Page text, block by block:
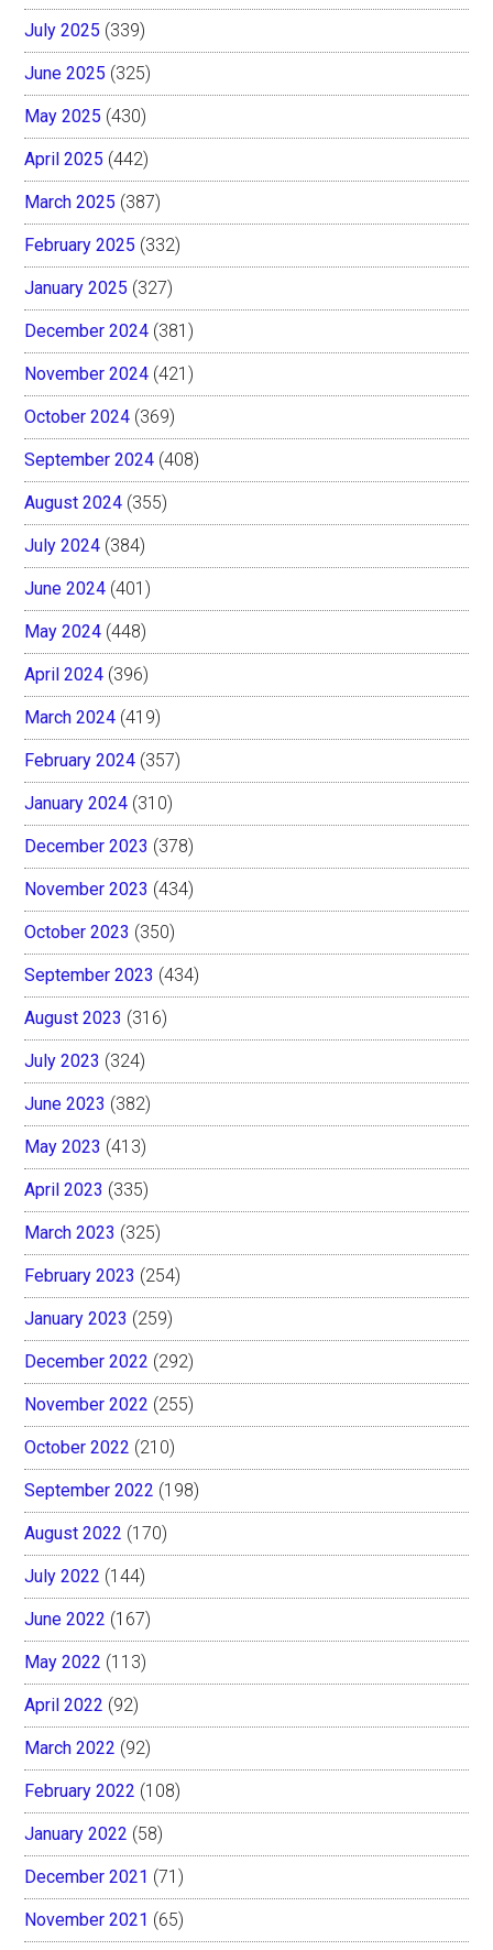
July 2025 (339)
June 2025 (325)
May 2025 (430)
April 2025 (442)
March 2025 (387)
February 2025 (332)
January 2025 (327)
December 2024 (381)
November 2024 (421)
October 2024 (369)
September 2024 (408)
August 2024 (355)
July 2024 (384)
June 2024 (401)
May 2024 (448)
April 2024 (396)
March 2024 (419)
February 2024 (357)
January 2024 (310)
December 2023 (378)
November 2023 (434)
October 2023 (350)
September 2023 (434)
August 2023 (316)
July 2023 (324)
June 2023 (382)
May 2023 (413)
April 2023 (335)
March 2023 (325)
February 2023 (254)
January 2023 (259)
December 2022 (292)
November 2022 (255)
October 2022 (210)
September 2022 (198)
August 2022 (170)
July 2022 (144)
June 2022 (167)
May 2022 (113)
April 2022 (92)
March 2022 (92)
February 2022 (108)
January 2022 (58)
December 2021 (71)
November 2021 (65)